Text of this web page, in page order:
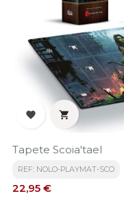
 
Tapete Scoia'tael
REF: NOLO-PLAYMAT-SCO
Precio
22,95 €